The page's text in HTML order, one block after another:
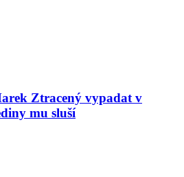
Ztracený vypadat v
mu sluší